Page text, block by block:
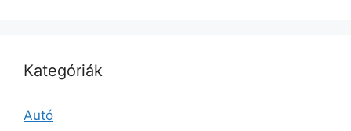
Kategóriák
Autó